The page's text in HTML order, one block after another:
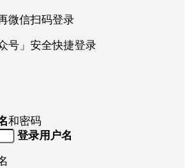
微信扫码登录
号」安全快捷登录
和密码
登录用户名